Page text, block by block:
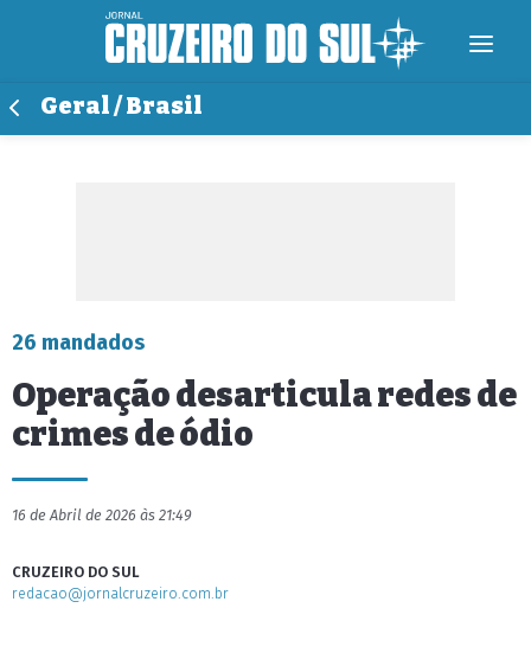
Geral / Brasil
26 mandados
Operação desarticula redes de
crimes de ódio
16 de Abril de 2026 às 21:49
CRUZEIRO DO SUL
redacao@jornalcruzeiro.com.br